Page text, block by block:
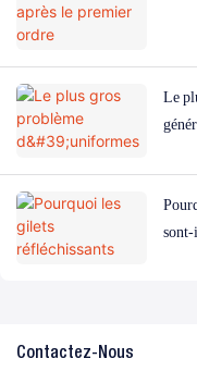
Le
sont-
Contactez-Nous